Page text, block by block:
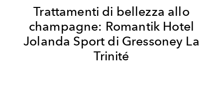
Trattamenti di bellezza allo
champagne: Romantik Hotel
Jolanda Sport di Gressoney La
Trinité